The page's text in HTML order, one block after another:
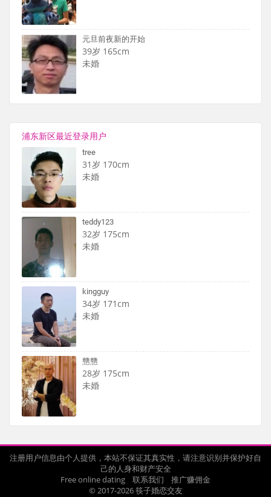
元旦前夜新的开始
39岁 165cm
未婚
浦东新区最近登录用户
tree
31岁 170cm
未婚
teddy123
32岁 175cm
未婚
kingguy
34岁 171cm
未婚
戆戆
28岁 175cm
未婚
注册用户信息由个人提供，本站不保证其真实性，请注意识别并保护好自
己的人身和财产安全
Free online dating
联系我们
推广赚佣金
© 2017-2026 筷子婚恋交友